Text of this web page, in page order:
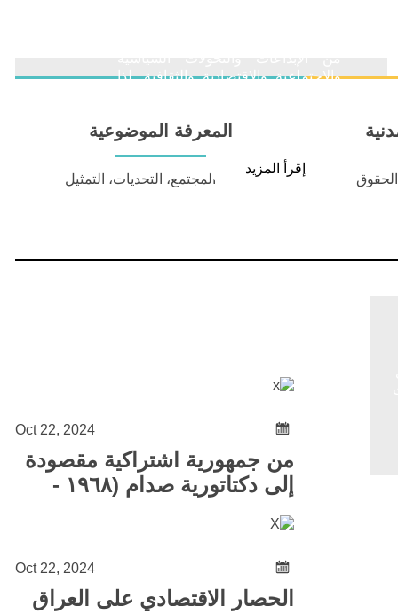
والاجتماعية والاقتصادية والثقافية. لذا
إقرأ المزيد
الحقوق
المعرفة الموضوعية
الصلة، المجتمع، التحديات، التمثيل
Oct 22, 2024
من جمهورية اشتراكية مقصودة
إلى دكتاتورية صدام (١٩٦٨ -
١٩٧٩)
Oct 22, 2024
الحصار الاقتصادي على العراق